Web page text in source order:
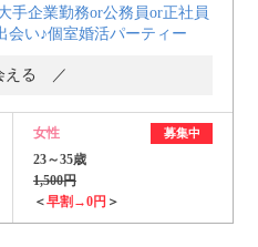
手企業勤務or公務員or正社員
会い♪個室婚活パーティー
える ／
女性 募集中
23～35歳
1,500円
＜早割→0円 ＞